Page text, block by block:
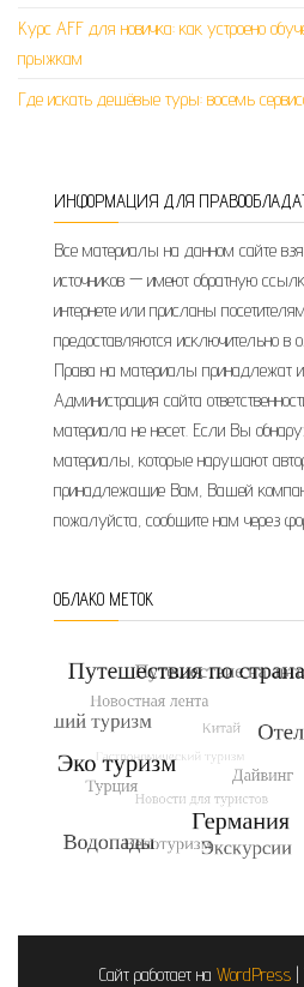
Курс AFF для новичка: как устроено
прыжкам
Где искать дешёвые туры: восемь
ИНФОРМАЦИЯ ДЛЯ
Все материалы на данном сайте
источников — имеют обратную
интернете или присланы
предоставляются исключительно в
Права на материалы принадлежат
Администрация сайта
материала не несет. Если Вы
материалы, которые нарушают
принадлежащие Вам, Вашей
пожалуйста, сообщите нам через
ОБЛАКО МЕТОК
Сайт работает на WordPress |